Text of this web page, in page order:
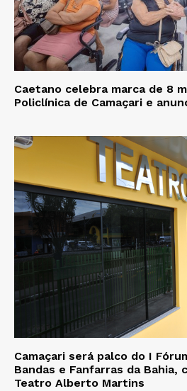
Caetano celebra marca de 8
Policlínica de Camaçari e
Camaçari será palco do I
Bandas e Fanfarras da Bahia,
Teatro Alberto Martins